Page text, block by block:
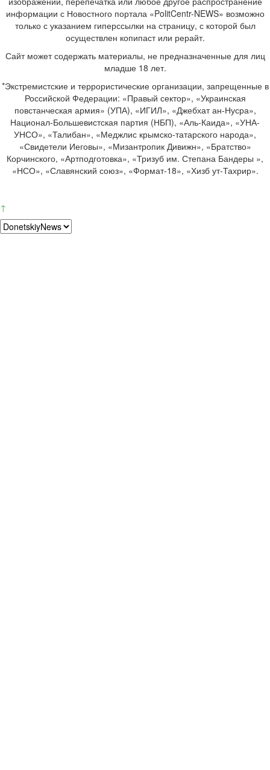
информации с Новостного портала «PolitCentr-NEWS» возможно
только с указанием гиперссылки на страницу, с которой был
осуществлен копипаст или рерайт.
Сайт может содержать материалы, не предназначенные для лиц
младше 18 лет.
*Экстремистские и террористические организации, запрещенные в
Российской Федерации: «Правый сектор», «Украинская
повстанческая армия» (УПА), «ИГИЛ», «Джебхат ан-Нусра»,
Национал-Большевистская партия (НБП), «Аль-Каида», «УНА-
УНСО», «Талибан», «Меджлис крымско-татарского народа»,
«Свидетели Иеговы», «Мизантропик Дивижн», «Братство»
Корчинского, «Артподготовка», «Тризуб им. Степана Бандеры »,
«НСО», «Славянский союз», «Формат-18», «Хизб ут-Тахрир».
↑